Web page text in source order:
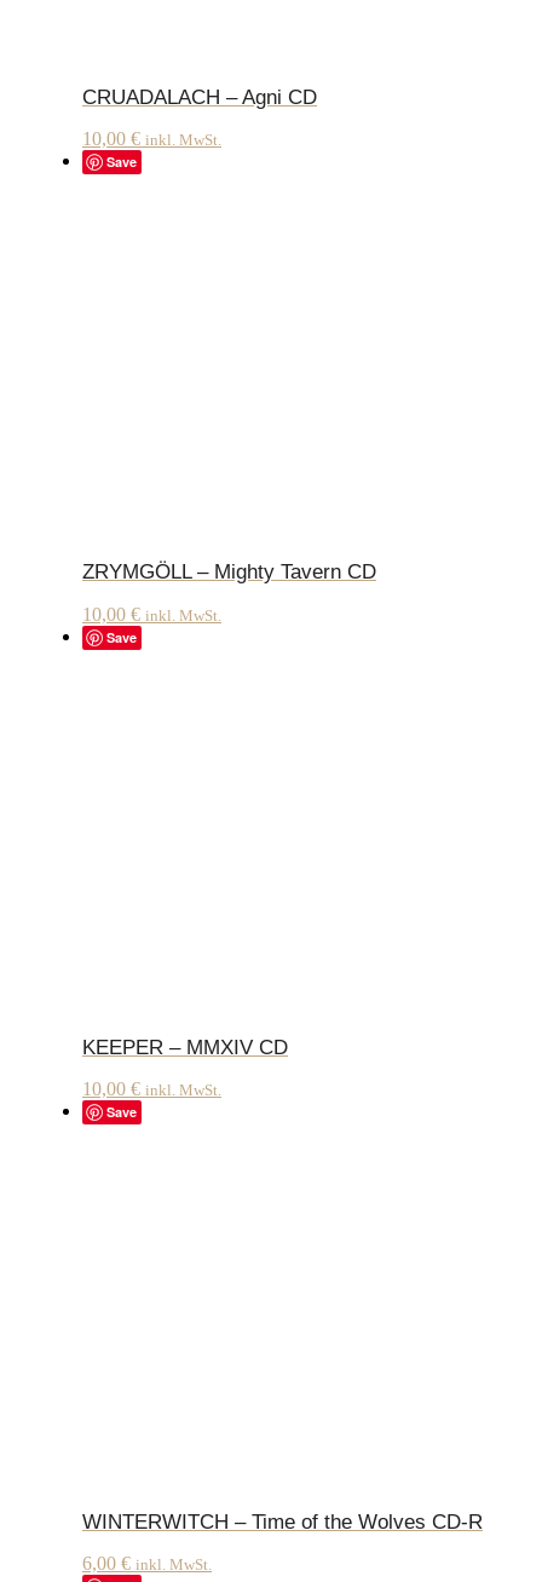
CRUADALACH – Agni CD
10,00 € inkl. MwSt.
Save
ZRYMGÖLL – Mighty Tavern CD
10,00 € inkl. MwSt.
Save
KEEPER – MMXIV CD
10,00 € inkl. MwSt.
Save
WINTERWITCH – Time of the Wolves CD-R
6,00 € inkl. MwSt.